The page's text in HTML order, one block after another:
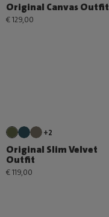
Original Canvas Outfit
€ 129,00
+2
Original Slim Velvet
Outfit
€ 119,00